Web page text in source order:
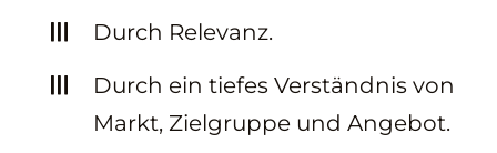
Durch Relevanz.
Durch ein tiefes Verständnis von
Markt, Zielgruppe und Angebot.